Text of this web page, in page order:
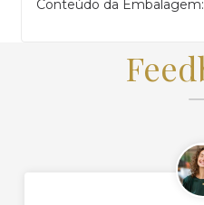
Conteúdo da